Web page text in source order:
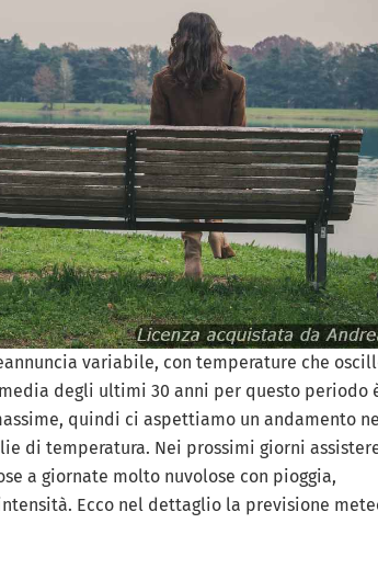
variabile, con temperature che
media degli ultimi 30 anni per questo periodo
quindi ci aspettiamo un andamento
di temperatura. Nei prossimi giorni
a giornate molto nuvolose con pioggia,
Ecco nel dettaglio la previsione